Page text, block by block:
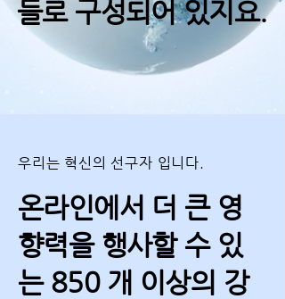
들로 구성되어 있지요.
우리는 혁신의 선구자 입니다.
온라인에서 더 큰 영
향력을 행사할 수 있
는 850 개 이상의 강